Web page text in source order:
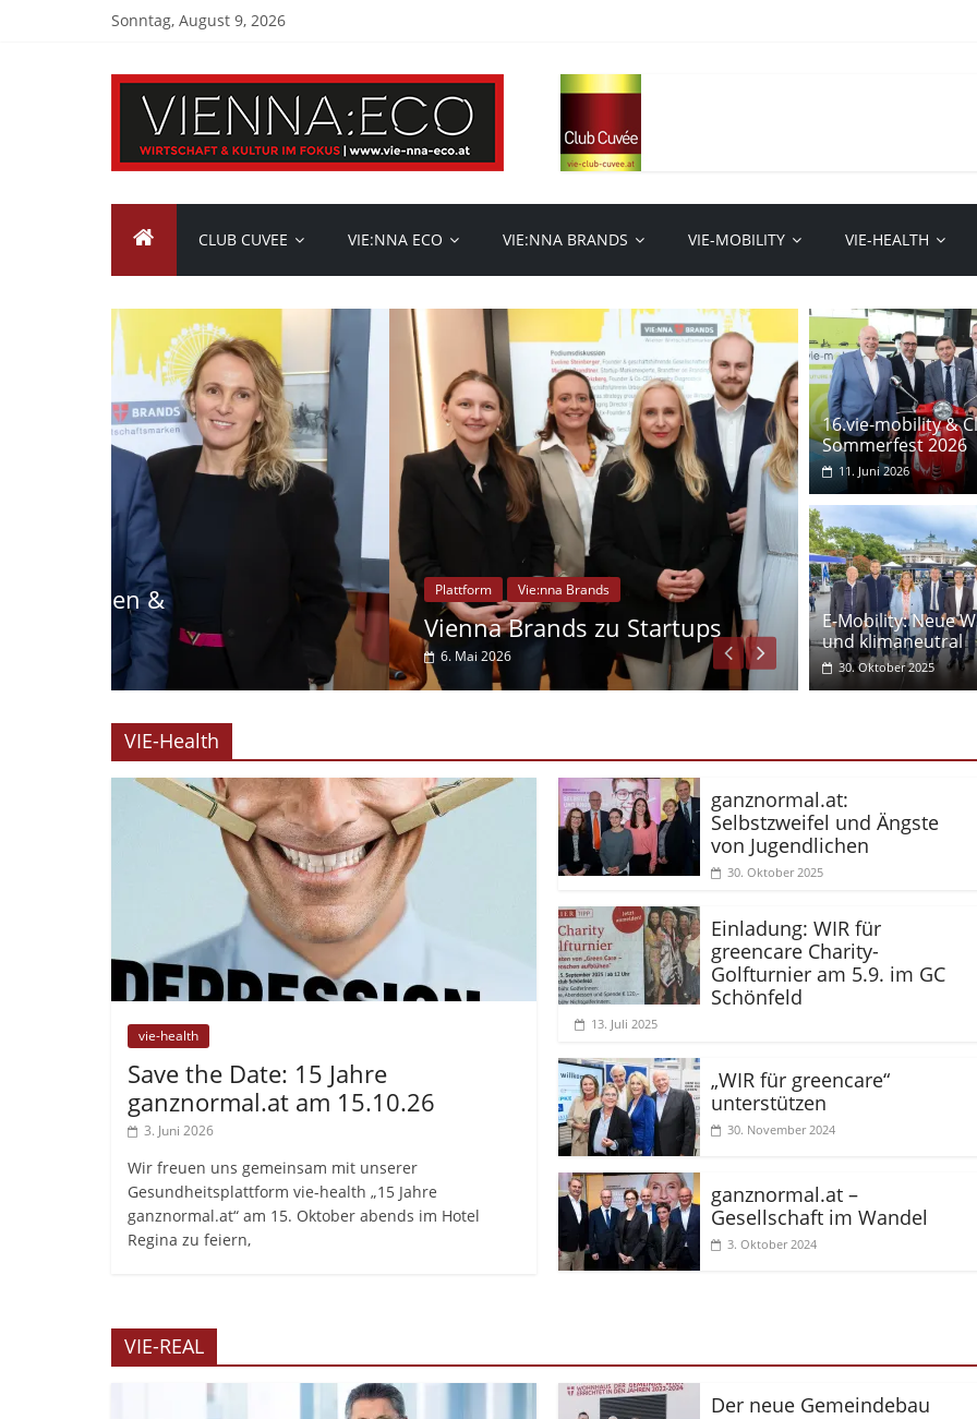
Sonntag, August 9, 2026
CLUB CUVEE VIE:NNA ECO VIE:NNA BRANDS VIE-MOBILITY VIE-HEALTH
Vie:nna Brands
Vienna Brands zu Startups
Plattform
Der ESC
31. März 2026
16.vie-mobility &
Sommerfest 2026
11. Juni 2026
E-Mobility: Neue
und klimaneutral
30. Oktober 2025
VIE-Health
vie-health
Save the Date: 15 Jahre
ganznormal.at am 15.10.26
3. Juni 2026
Wir freuen uns gemeinsam mit unserer
Gesundheitsplattform vie-health „15 Jahre
ganznormal.at“ am 15. Oktober abends im Hotel
Regina zu feiern,
ganznormal.at:
Selbstzweifel und Ängste
von Jugendlichen
30. Oktober 2025
Einladung: WIR für
greencare Charity-
Golfturnier am 5.9. im GC
Schönfeld
13. Juli 2025
„WIR für greencare“
unterstützen
30. November 2024
ganznormal.at –
Gesellschaft im Wandel
3. Oktober 2024
VIE-REAL
Der neue Gemeindebau